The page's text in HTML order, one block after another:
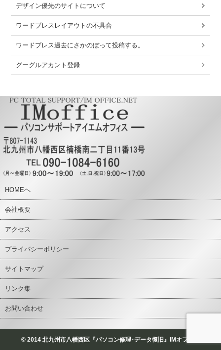
デザイン優先のサイトについて
ワードブレスレイアウトの不具合
ワードブレス過去にさかのぼって投稿する。
グーグルアカント登録
HOMEへ
会社概要
アクセス
プライバシーポリシー
サイトマップ
リンク集
お問い合わせ
© 2014 北九州市八幡西区『パソコン修理･データ復旧』IMオフィス